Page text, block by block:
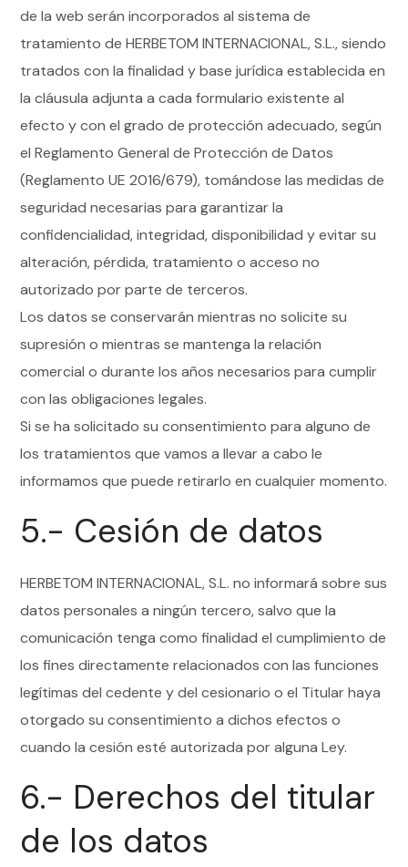
de la web serán incorporados al sistema de
tratamiento de HERBETOM INTERNACIONAL, S.L., siendo
tratados con la finalidad y base jurídica establecida en
la cláusula adjunta a cada formulario existente al
efecto y con el grado de protección adecuado, según
el Reglamento General de Protección de Datos
(Reglamento UE 2016/679), tomándose las medidas de
seguridad necesarias para garantizar la
confidencialidad, integridad, disponibilidad y evitar su
alteración, pérdida, tratamiento o acceso no
autorizado por parte de terceros.
Los datos se conservarán mientras no solicite su
supresión o mientras se mantenga la relación
comercial o durante los años necesarios para cumplir
con las obligaciones legales.
Si se ha solicitado su consentimiento para alguno de
los tratamientos que vamos a llevar a cabo le
informamos que puede retirarlo en cualquier momento.
5.- Cesión de datos
HERBETOM INTERNACIONAL, S.L. no informará sobre sus
datos personales a ningún tercero, salvo que la
comunicación tenga como finalidad el cumplimiento de
los fines directamente relacionados con las funciones
legítimas del cedente y del cesionario o el Titular haya
otorgado su consentimiento a dichos efectos o
cuando la cesión esté autorizada por alguna Ley.
6.- Derechos del titular
de los datos